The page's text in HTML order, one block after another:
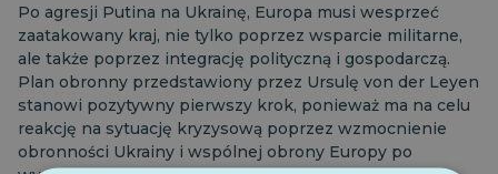
Po agresji Putina na Ukrainę, Europa musi wesprzeć
zaatakowany kraj, nie tylko poprzez wsparcie militarne,
ale także poprzez integrację polityczną i gospodarczą.
Plan obronny przedstawiony przez Ursulę von der Leyen
stanowi pozytywny pierwszy krok, ponieważ ma na celu
reakcję na sytuację kryzysową poprzez wzmocnienie
obronności Ukrainy i wspólnej obrony Europy po